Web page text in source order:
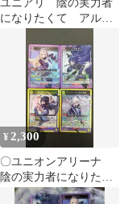
ユニアリ 陰の実力者
になりたくて アルフ
ン SRまとめ売り
¥ 2,300
〇ユニオンアリーナ
陰の実力者になりたく
て! SR4種セット